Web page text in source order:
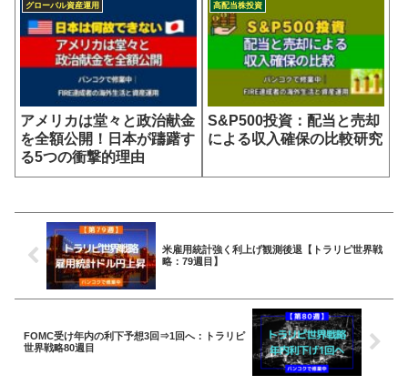
グローバル資産運用
アメリカは堂々と政治献金
を全額公開！日本が躊躇す
る5つの衝撃的理由
高配当株投資
S&P500投資：配当と売却
による収入確保の比較研究
米雇用統計強く利上げ観測後退【トラリピ世界戦
略：79週目】
FOMC受け年内の利下予想3回⇒1回へ：トラリピ
世界戦略80週目